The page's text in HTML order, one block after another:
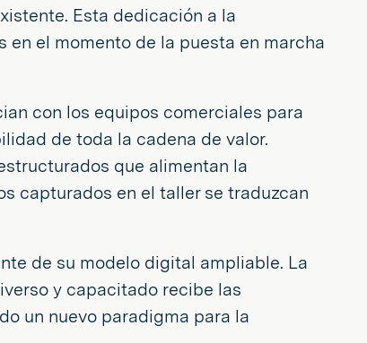
Esta dedicación a la
el momento de la puesta en marcha
con los equipos comerciales para
de toda la cadena de valor.
que alimentan la
capturados en el taller se traduzcan
de su modelo digital ampliable. La
y capacitado recibe las
un nuevo paradigma para la